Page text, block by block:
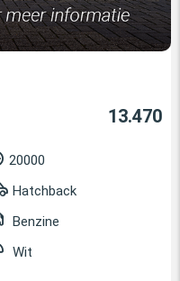
13.470
20000
Hatchback
Benzine
Wit